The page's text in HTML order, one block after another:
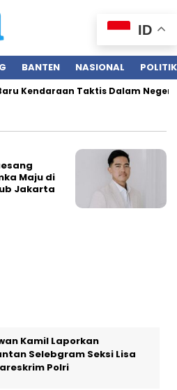
BANTEN NASIONAL POLITIK
Kendaraan Taktis Dalam Negeri
Maju di
Jakarta
Kamil Laporkan
Selebgram Seksi Lisa
Polri
ID